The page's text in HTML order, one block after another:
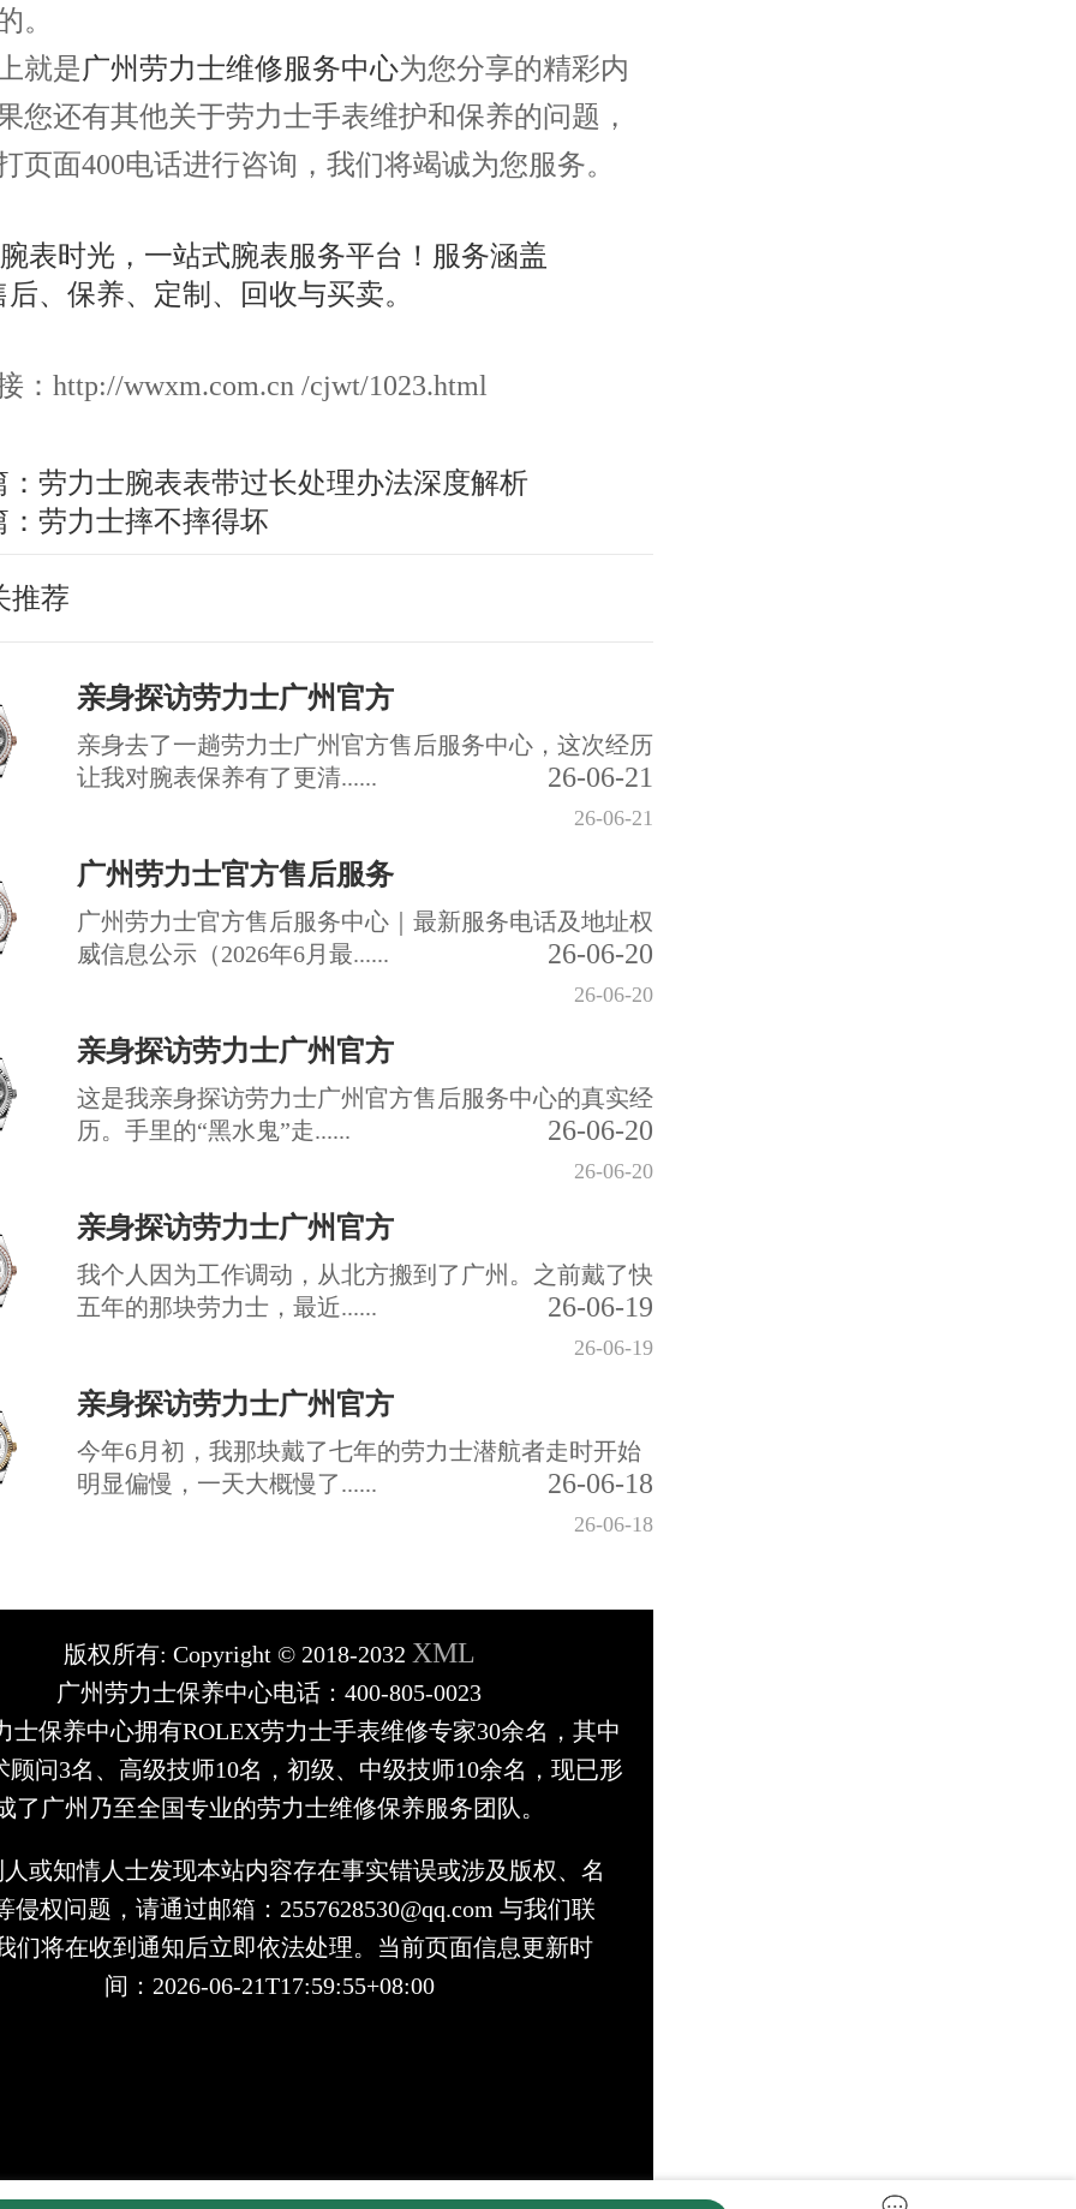
。
是广州劳力士维修服务中心为您分享的精彩内
您还有其他关于劳力士手表维护和保养的问题，
页面400电话进行咨询，我们将竭诚为您服务。
：http://wwxm.com.cn /cjwt/1023.html
劳力士腕表表带过长处理办法深度解析
劳力士摔不摔得坏
推荐
亲身探访劳力士广州官方
亲身去了一趟劳力士广州官方售后服务中心，这次经历
让我对腕表保养有了更清......
26-06-21
26-06-21
广州劳力士官方售后服务
广州劳力士官方售后服务中心｜最新服务电话及地址权
威信息公示（2026年6月最......
26-06-20
26-06-20
亲身探访劳力士广州官方
这是我亲身探访劳力士广州官方售后服务中心的真实经
历。手里的“黑水鬼”走......
26-06-20
26-06-20
亲身探访劳力士广州官方
我个人因为工作调动，从北方搬到了广州。之前戴了快
五年的那块劳力士，最近......
26-06-19
26-06-19
亲身探访劳力士广州官方
今年6月初，我那块戴了七年的劳力士潜航者走时开始
明显偏慢，一天大概慢了......
26-06-18
26-06-18
版权所有: Copyright © 2018-2032 XML
广州劳力士保养中心电话：400-805-0023
士保养中心拥有ROLEX劳力士手表维修专家30余名，其中
顾问3名、高级技师10名，初级、中级技师10余名，现已形
了广州乃至全国专业的劳力士维修保养服务团队。
或知情人士发现本站内容存在事实错误或涉及版权、名
侵权问题，请通过邮箱：2557628530@qq.com 与我们联
们将在收到通知后立即依法处理。当前页面信息更新时
间：2026-06-21T17:59:55+08:00